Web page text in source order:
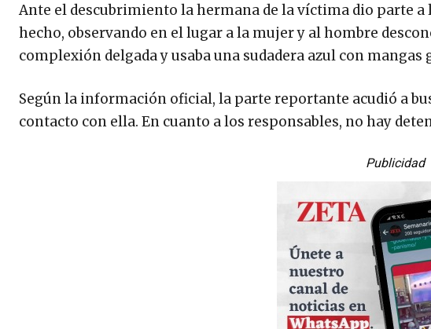
Ante el descubrimiento la hermana de la víctima dio parte
hecho, observando en el lugar a la mujer y al hombre
complexión delgada y usaba una sudadera azul con
Según la información oficial, la parte reportante acudió a
contacto con ella. En cuanto a los responsables, no hay
Publicidad